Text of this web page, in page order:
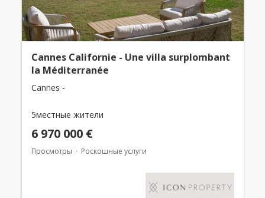
Cannes Californie - Une villa surplombant
la Méditerranée
Cannes -
5местные жители
6 970 000 €
Просмотры Роскошные услуги